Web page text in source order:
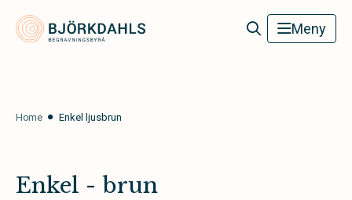
Björkdahls Begravningsbyrå Meny
Home Enkel ljusbrun
Enkel - brun